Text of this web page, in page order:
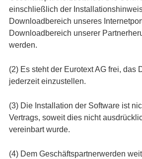
einschließlich der
Downloadbereich unseres
Downloadbereich unserer
werden.
(2) Es steht der Eurotext AG frei, das
jederzeit einzustellen.
(3) Die Installation der Software ist
Vertrags, soweit dies nicht
vereinbart wurde.
(4) Dem Geschäftspartnerwerden